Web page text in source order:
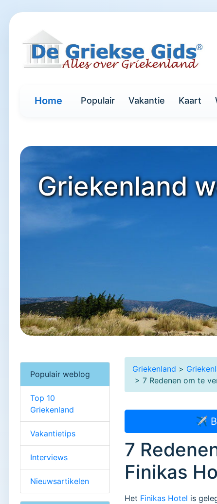
Home Populair Vakantie Kaart
Griekenland
Griekenland >
> 7 Redenen om te
✈
7
Finikas
Het Finikas Hotel is
Populair weblog
Top 10
Griekenland
Vakantietips
Interviews
Nieuwsartikelen